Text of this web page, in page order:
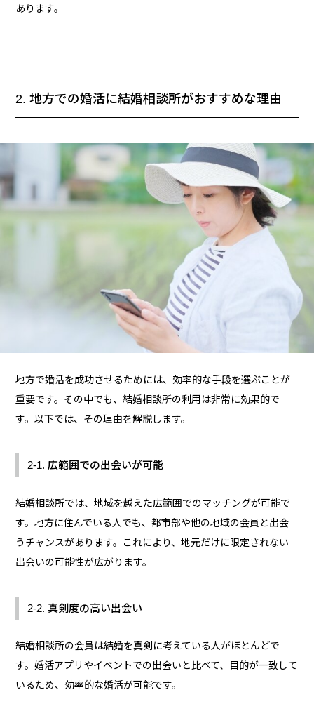
あります。
2. 地方での婚活に結婚相談所がおすすめな理由
地方で婚活を成功させるためには、効率的な手段を選ぶことが
重要です。その中でも、結婚相談所の利用は非常に効果的で
す。以下では、その理由を解説します。
2-1. 広範囲での出会いが可能
結婚相談所では、地域を越えた広範囲でのマッチングが可能で
す。地方に住んでいる人でも、都市部や他の地域の会員と出会
うチャンスがあります。これにより、地元だけに限定されない
出会いの可能性が広がります。
2-2. 真剣度の高い出会い
結婚相談所の会員は結婚を真剣に考えている人がほとんどで
す。婚活アプリやイベントでの出会いと比べて、目的が一致して
いるため、効率的な婚活が可能です。